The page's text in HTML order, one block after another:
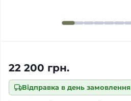
Відправка в день замовлення
22 200 грн.